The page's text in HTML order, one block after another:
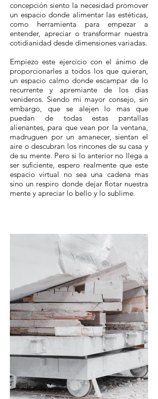
concepción siento la necesidad promover
un espacio donde alimentar las estéticas,
como herramienta para empezar a
entender, apreciar o transformar nuestra
cotidianidad desde dimensiones variadas.
Empiezo este ejercicio con el ánimo de
proporcionarles a todos los que quieran,
un espacio calmo donde escampar de lo
recurrente y apremiante de los días
venideros. Siendo mi mayor consejo, sin
embargo, que se alejen lo mas que
puedan de todas estas pantallas
alienantes, para que vean por la ventana,
madruguen por un amanecer, sientan el
aire o descubran los rincones de su casa y
de su mente. Pero si lo anterior no llega a
ser suficiente, espero realmente que este
espacio virtual no sea una cadena mas
sino un respiro donde dejar flotar nuestra
mente y apreciar lo bello y lo sublime.